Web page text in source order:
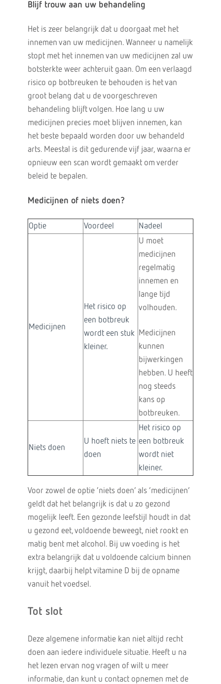
Blijf trouw aan uw behandeling
Het is zeer belangrijk dat u doorgaat met het
innemen van uw medicijnen. Wanneer u namelijk
stopt met het innemen van uw medicijnen zal uw
botsterkte weer achteruit gaan. Om een verlaagd
risico op botbreuken te behouden is het van
groot belang dat u de voorgeschreven
behandeling blijft volgen. Hoe lang u uw
medicijnen precies moet blijven innemen, kan
het beste bepaald worden door uw behandeld
arts. Meestal is dit gedurende vijf jaar, waarna er
opnieuw een scan wordt gemaakt om verder
beleid te bepalen.
Medicijnen of niets doen?
Optie Voordeel Nadeel
Medicijnen
Het risico op
een botbreuk
wordt een stuk
kleiner.
U moet
medicijnen
regelmatig
innemen en
lange tijd
volhouden.
Medicijnen
kunnen
bijwerkingen
hebben. U heeft
nog steeds
kans op
botbreuken.
Niets doen
U hoeft niets te
doen
Het risico op
een botbreuk
wordt niet
kleiner.
Voor zowel de optie ‘niets doen’ als ‘medicijnen’
geldt dat het belangrijk is dat u zo gezond
mogelijk leeft. Een gezonde leefstijl houdt in dat
u gezond eet, voldoende beweegt, niet rookt en
matig bent met alcohol. Bij uw voeding is het
extra belangrijk dat u voldoende calcium binnen
krijgt, daarbij helpt vitamine D bij de opname
vanuit het voedsel.
Tot slot
Deze algemene informatie kan niet altijd recht
doen aan iedere individuele situatie. Heeft u na
het lezen ervan nog vragen of wilt u meer
informatie, dan kunt u contact opnemen met de